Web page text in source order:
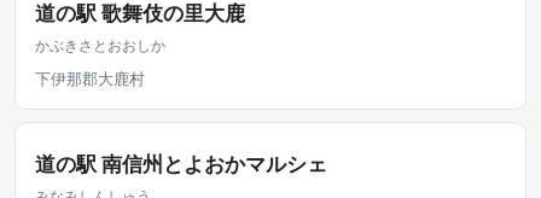
道の駅 歌舞伎の里大鹿
かぶきさとおおしか
下伊那郡大鹿村
道の駅 南信州とよおかマルシェ